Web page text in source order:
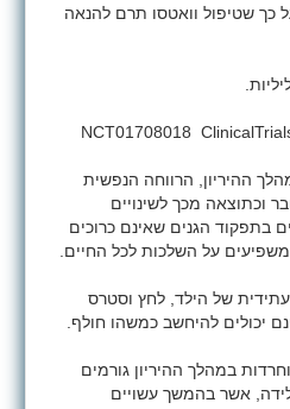
כך שטיפול וואטסו תרם להנאה
NCT01708018
ההיריון, הרווחה הנפשית
וכתוצאה מכך לשינויים
בתפקוד הגנים שאינם כרוכים
על השלכות לכל החיים.
של הילד, לחץ וסטרס
יכולים להיחשב כמשהו חולף.
במהלך ההיריון גורמים
אשר בהמשך עשויים